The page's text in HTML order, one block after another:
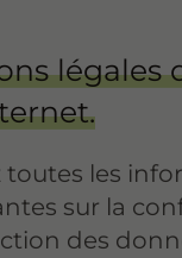
légales
toutes les
sur la
des